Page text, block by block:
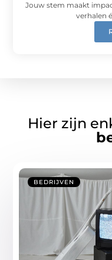
Jouw stem maakt
verhalen
Hier zijn
BEDRIJVEN